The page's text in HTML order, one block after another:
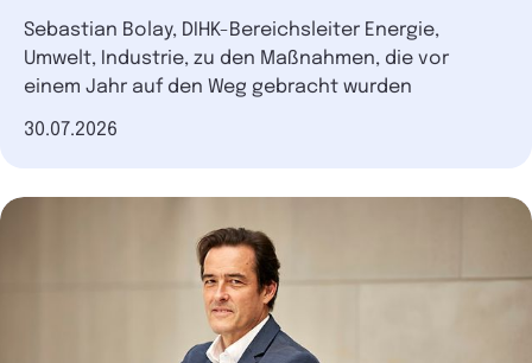
Sebastian Bolay, DIHK-Bereichsleiter Energie,
Umwelt, Industrie, zu den Maßnahmen, die vor
einem Jahr auf den Weg gebracht wurden
Datum der Veröffentlichung
30.07.2026